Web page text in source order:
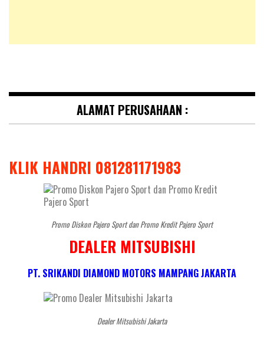
ALAMAT PERUSAHAAN :
KLIK HANDRI 081281171983
Promo Diskon Pajero Sport dan Promo Kredit Pajero Sport
DEALER MITSUBISHI
PT. SRIKANDI DIAMOND MOTORS MAMPANG JAKARTA
Dealer Mitsubishi Jakarta